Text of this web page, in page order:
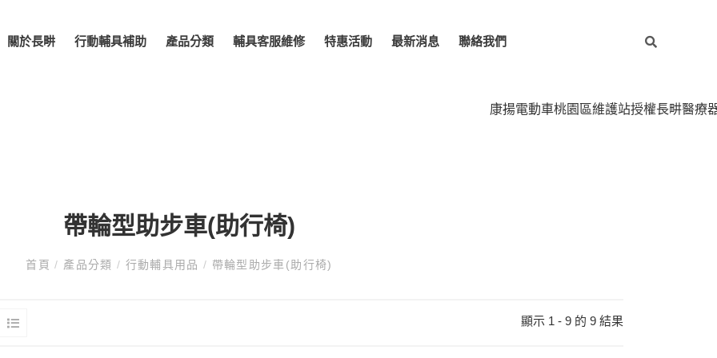
關於長畊 行動輔具補助 產品分類 輔具客服維修 特惠活動 最新消息 聯絡我們
康揚電動車桃園區維護站授權長畊醫療器
帶輪型助步車(助行椅)
首頁/ 產品分類 / 行動輔具用品/ 帶輪型助步車(助行椅)
顯示 1 - 9 的 9 結果